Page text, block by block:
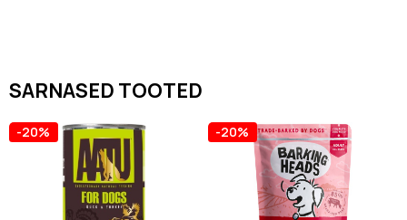
SARNASED TOOTED
-20% -20%